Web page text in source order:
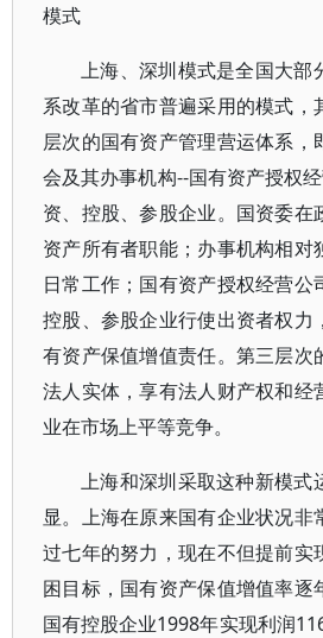
模式
上海、深圳模式是全国大部
系改革的省市普遍采用的模式，
层次的国有资产管理营运体系，
会及其办事机构--国有资产授权
资、控股、参股企业。国资委在
资产所有者职能；办事机构相对
日常工作；国有资产授权经营公
控股、参股企业行使出资者权力
有资产保值增值责任。第三层次
法人实体，享有法人财产权和经
业在市场上平等竞争。
上海和深圳采取这种新模式
显。上海在原来国有企业状况非
过七年的努力，现在不但提前实
困目标，国有资产保值增值率逐
国有控股企业1998年实现利润